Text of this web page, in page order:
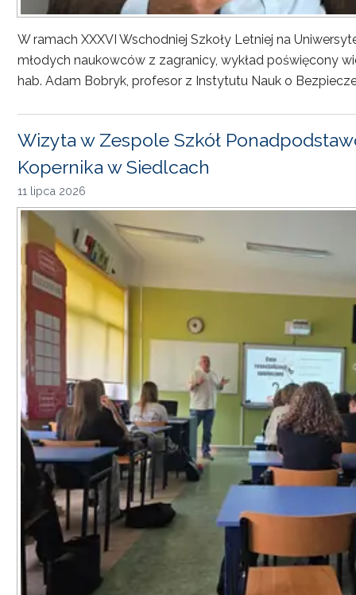
W ramach XXXVI Wschodniej Szkoły Letniej na
młodych naukowców z zagranicy, wykład poświęcony
hab. Adam Bobryk, profesor z Instytutu Nauk o
Wizyta w Zespole Szkół
Kopernika w Siedlcach
11 lipca 2026